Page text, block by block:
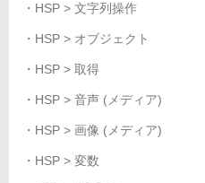
・HSP > 文字列操作
・HSP > オブジェクト
・HSP > 取得
・HSP > 音声 (メディア)
・HSP > 画像 (メディア)
・HSP > 変数